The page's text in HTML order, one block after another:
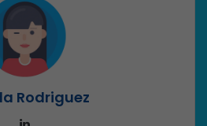
Rodriguez